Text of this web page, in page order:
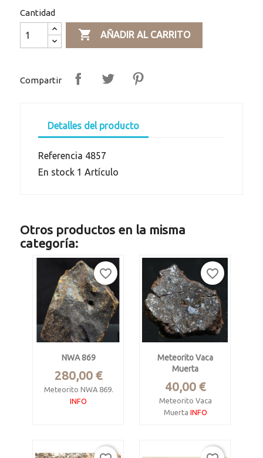
Cantidad
 AÑADIR AL CARRITO
Compartir
Detalles del producto
Referencia 4857
En stock 1 Artículo
Otros productos en la misma
categoría:
NWA 869
Precio
280,00 €
Meteorito NWA 869.
INFO
Argelia, 2006.
favorite_border
Meteorito Vaca
Muerta
Precio
40,00 €
Meteorito Vaca
Muerta INFO
Antofagasta,
favorite_border